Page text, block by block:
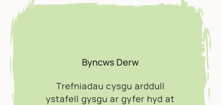
Byncws Derw
Trefniadau cysgu arddull
ystafell gysgu ar gyfer hyd at